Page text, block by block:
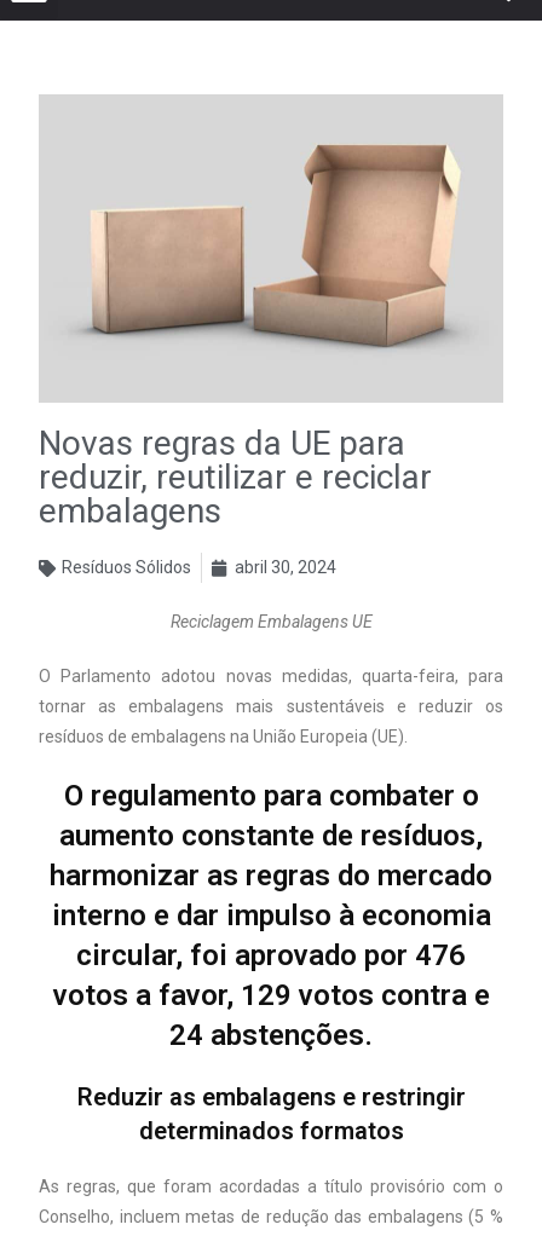
Novas regras da UE para
reduzir, reutilizar e reciclar
embalagens
Resíduos Sólidos abril 30, 2024
Reciclagem Embalagens UE
O Parlamento adotou novas medidas, quarta-feira, para
tornar as embalagens mais sustentáveis e reduzir os
resíduos de embalagens na União Europeia (UE).
O regulamento para combater o
aumento constante de resíduos,
harmonizar as regras do mercado
interno e dar impulso à economia
circular, foi aprovado por 476
votos a favor, 129 votos contra e
24 abstenções.
Reduzir as embalagens e restringir
determinados formatos
As regras, que foram acordadas a título provisório com o
Conselho, incluem metas de redução das embalagens (5 %